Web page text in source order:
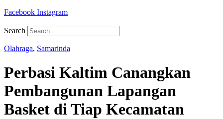
Facebook Instagram
Search
Olahraga, Samarinda
Perbasi Kaltim Canangkan
Pembangunan Lapangan
Basket di Tiap Kecamatan